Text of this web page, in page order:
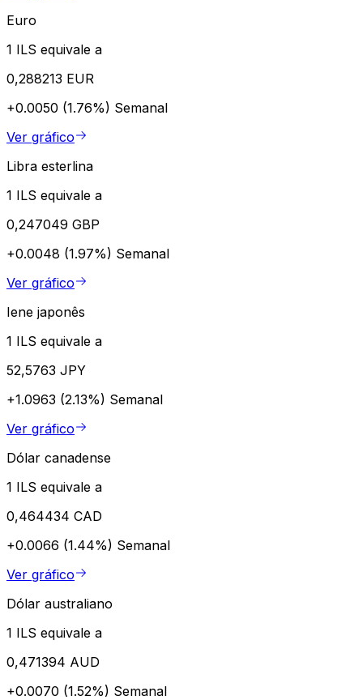
Euro
1 ILS equivale a
0,288213 EUR
+0.0050 (1.76%) Semanal
Ver gráfico
Libra esterlina
1 ILS equivale a
0,247049 GBP
+0.0048 (1.97%) Semanal
Ver gráfico
Iene japonês
1 ILS equivale a
52,5763 JPY
+1.0963 (2.13%) Semanal
Ver gráfico
Dólar canadense
1 ILS equivale a
0,464434 CAD
+0.0066 (1.44%) Semanal
Ver gráfico
Dólar australiano
1 ILS equivale a
0,471394 AUD
+0.0070 (1.52%) Semanal